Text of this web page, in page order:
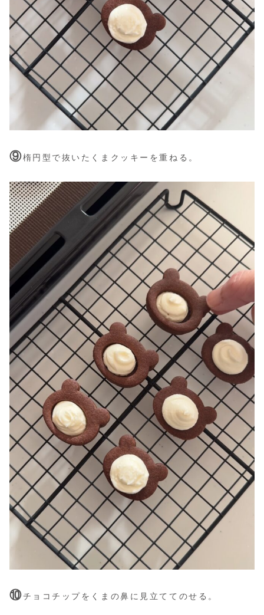
⑨楕円型で抜いたくまクッキーを重ねる。
⑩チョコチップをくまの鼻に見立ててのせる。